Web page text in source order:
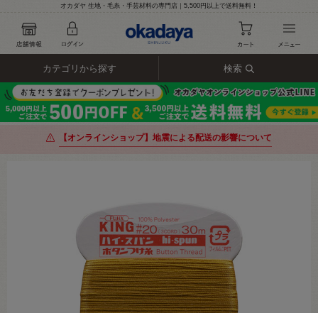
オカダヤ 生地・毛糸・手芸材料の専門店｜5,500円以上で送料無料！
カテゴリから探す 検索
【オンラインショップ】地震による配送の影響について